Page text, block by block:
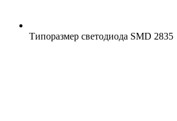
Типоразмер светодиода SMD 2835